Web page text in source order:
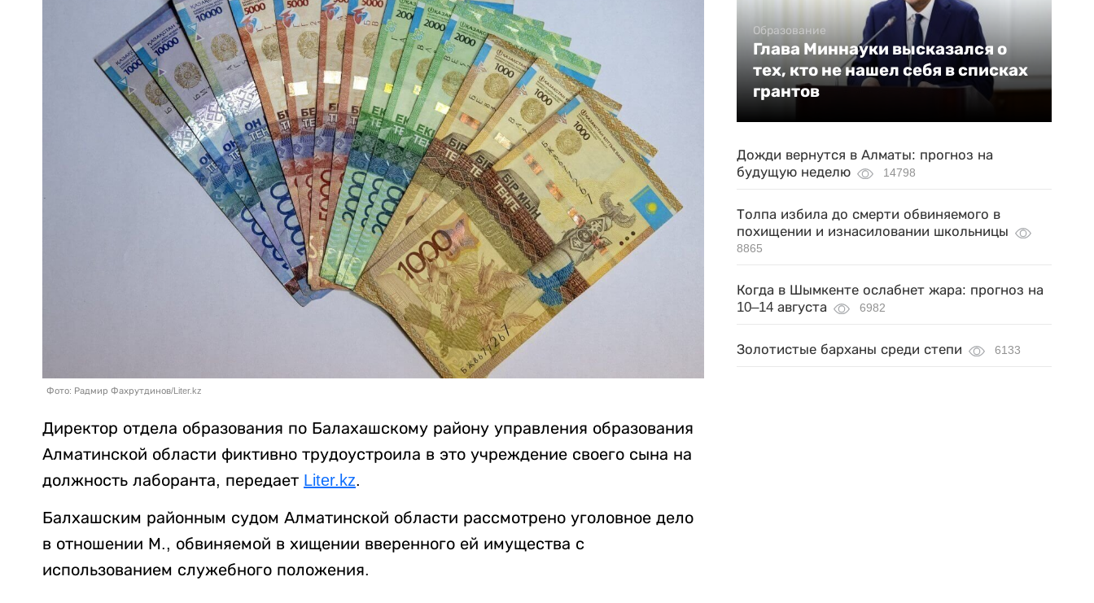
Фото: Радмир Фахрутдинов/Liter.kz
Директор отдела образования по Балахашскому району управления образования
Алматинской области фиктивно трудоустроила в это учреждение своего сына на
должность лаборанта, передает Liter.kz.
Балхашским районным судом Алматинской области рассмотрено уголовное дело
в отношении М., обвиняемой в хищении вверенного ей имущества с
использованием служебного положения.
Образование
Глава Миннауки высказался о
тех, кто не нашел себя в списках
грантов
Дожди вернутся в Алматы: прогноз на
будущую неделю
14798
Толпа избила до смерти обвиняемого в
похищении и изнасиловании школьницы
8865
Когда в Шымкенте ослабнет жара: прогноз на
10–14 августа
6982
Золотистые барханы среди степи 6133